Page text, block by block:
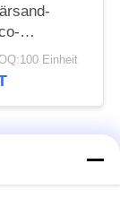
Sperren
Einheit
Alle